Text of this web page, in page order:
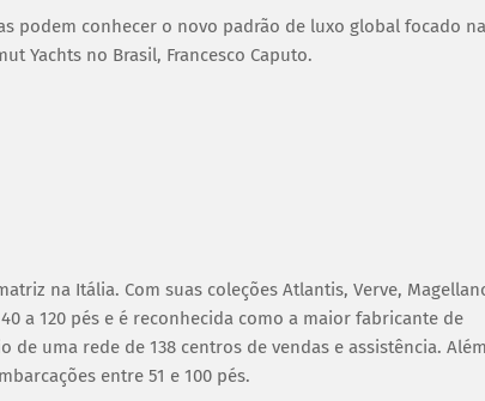
podem conhecer o novo padrão de luxo global focado na
Yachts no Brasil, Francesco Caputo.
na Itália. Com suas coleções Atlantis, Verve,
a 120 pés e é reconhecida como a maior fabricante de
uma rede de 138 centros de vendas e assistência. Além
entre 51 e 100 pés.